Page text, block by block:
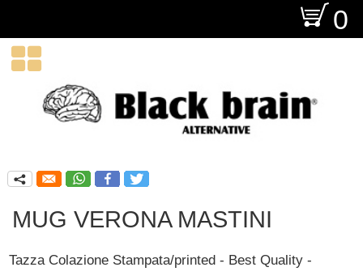
O 0

q
MUG VERONA MASTINI
Tazza Colazione Stampata/printed - Best Quality -